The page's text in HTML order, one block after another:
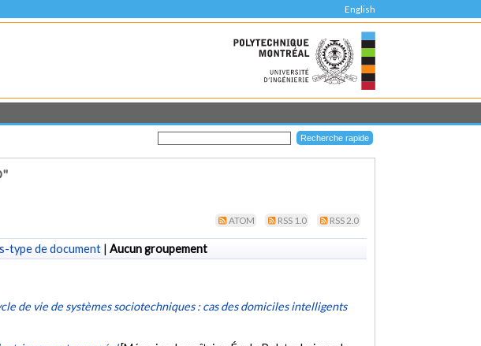
English
"
ATOM RSS 1.0 RSS 2.0
type de document | Aucun groupement
de vie de systèmes sociotechniques : cas des domiciles intelligents